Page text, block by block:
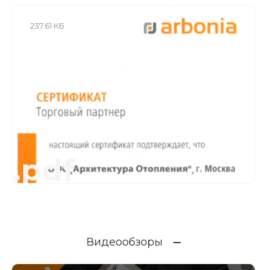
237.61 КБ
.pdf
Видеообзоры